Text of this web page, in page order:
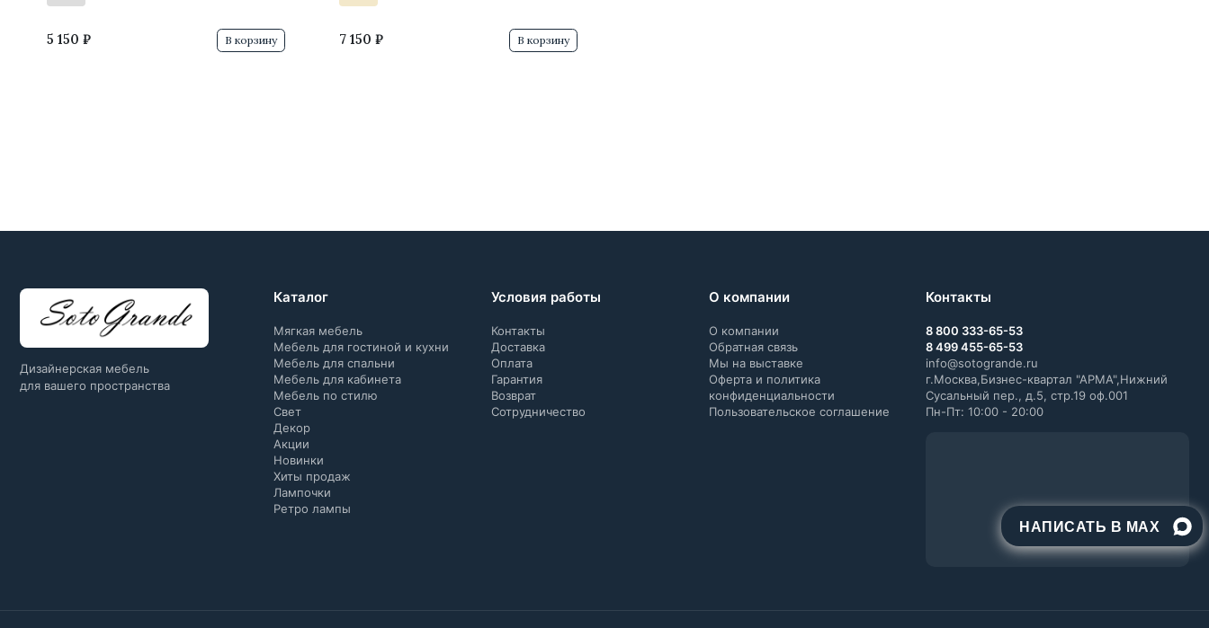
5 150 ₽ В корзину 7 150 ₽ В корзину
НАПИСАТЬ В MAX
Дизайнерская мебель
для вашего пространства
Каталог
Мягкая мебель
Мебель для гостиной и кухни
Мебель для спальни
Мебель для кабинета
Мебель по стилю
Свет
Декор
Акции
Новинки
Хиты продаж
Лампочки
Ретро лампы
Условия работы
Контакты
Доставка
Оплата
Гарантия
Возврат
Сотрудничество
О компании
О компании
Обратная связь
Мы на выставке
Оферта и политика
конфиденциальности
Пользовательское соглашение
Контакты
8 800 333-65-53
8 499 455-65-53
info@sotogrande.ru
г.Москва,Бизнес-квартал "АРМА",Нижний
Сусальный пер., д.5, стр.19 оф.001
Пн-Пт: 10:00 - 20:00